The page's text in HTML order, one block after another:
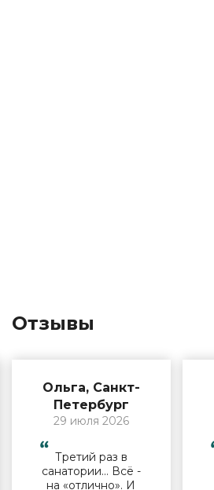
Отзывы
Ольга, Санкт-
Петербург
29 июля 2026
Третий раз в
санатории… Всё -
на «отлично». И